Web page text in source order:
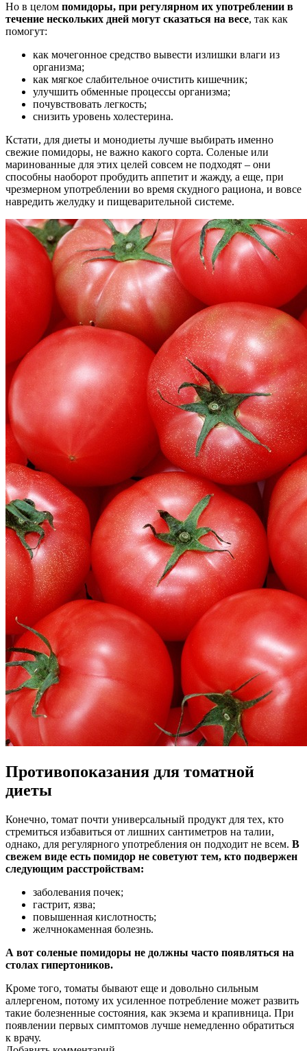
Но в целом помидоры, при регулярном их употреблении в
течение нескольких дней могут сказаться на весе, так как
помогут:
как мочегонное средство вывести излишки влаги из
организма;
как мягкое слабительное очистить кишечник;
улучшить обменные процессы организма;
почувствовать легкость;
снизить уровень холестерина.
Кстати, для диеты и монодиеты лучше выбирать именно
свежие помидоры, не важно какого сорта. Соленые или
маринованные для этих целей совсем не подходят – они
способны наоборот пробудить аппетит и жажду, а еще, при
чрезмерном употреблении во время скудного рациона, и вовсе
навредить желудку и пищеварительной системе.
Противопоказания для томатной
диеты
Конечно, томат почти универсальный продукт для тех, кто
стремиться избавиться от лишних сантиметров на талии,
однако, для регулярного употребления он подходит не всем. В
свежем виде есть помидор не советуют тем, кто подвержен
следующим расстройствам:
заболевания почек;
гастрит, язва;
повышенная кислотность;
желчнокаменная болезнь.
А вот соленые помидоры не должны часто появляться на
столах гипертоников.
Кроме того, томаты бывают еще и довольно сильным
аллергеном, потому их усиленное потребление может развить
такие болезненные состояния, как экзема и крапивница. При
появлении первых симптомов лучше немедленно обратиться
к врачу.